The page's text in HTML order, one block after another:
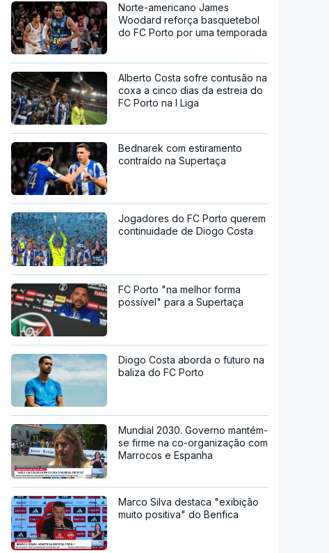
Norte-americano James
Woodard reforça basquetebol
do FC Porto por uma temporada
Alberto Costa sofre contusão na
coxa a cinco dias da estreia do
FC Porto na I Liga
Bednarek com estiramento
contraído na Supertaça
Jogadores do FC Porto querem
continuidade de Diogo Costa
FC Porto "na melhor forma
possível" para a Supertaça
Diogo Costa aborda o futuro na
baliza do FC Porto
Mundial 2030. Governo mantém-
se firme na co-organização com
Marrocos e Espanha
Marco Silva destaca "exibição
muito positiva" do Benfica